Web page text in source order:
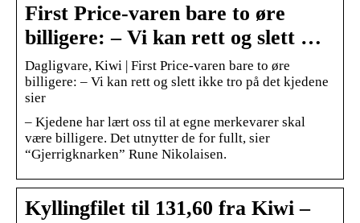
First Price-varen bare to øre
billigere: – Vi kan rett og slett …
Dagligvare, Kiwi | First Price-varen bare to øre
billigere: – Vi kan rett og slett ikke tro på det kjedene
sier
– Kjedene har lært oss til at egne merkevarer skal
være billigere. Det utnytter de for fullt, sier
“Gjerrigknarken” Rune Nikolaisen.
Kyllingfilet til 131,60 fra Kiwi –